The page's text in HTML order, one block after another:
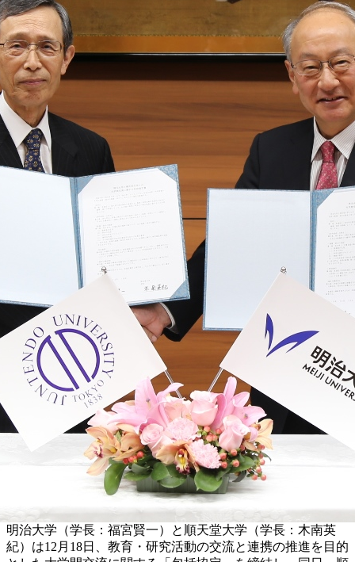
明治大学（学長：福宮賢一）と順天堂大学（学長：木南英
紀）は12月18日、教育・研究活動の交流と連携の推進を目的